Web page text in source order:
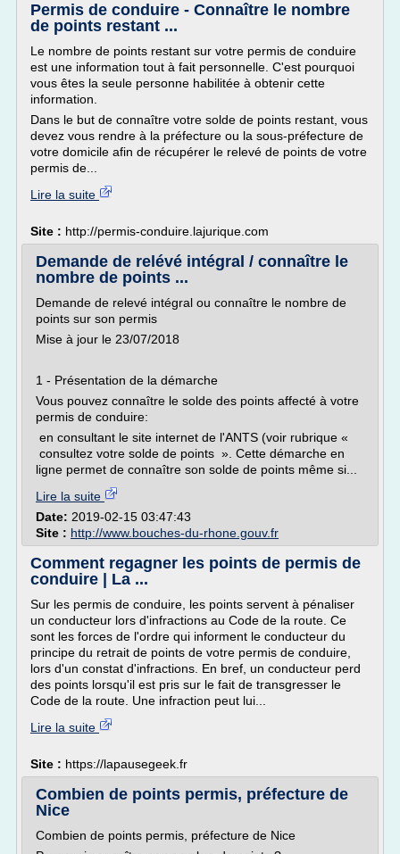
Permis de conduire - Connaître le nombre
de points restant ...
Le nombre de points restant sur votre permis de conduire
est une information tout à fait personnelle. C'est pourquoi
vous êtes la seule personne habilitée à obtenir cette
information.
Dans le but de connaître votre solde de points restant, vous
devez vous rendre à la préfecture ou la sous-préfecture de
votre domicile afin de récupérer le relevé de points de votre
permis de...
Lire la suite
Site : http://permis-conduire.lajurique.com
Demande de relévé intégral / connaître le
nombre de points ...
Demande de relevé intégral ou connaître le nombre de
points sur son permis
Mise à jour le 23/07/2018
1 - Présentation de la démarche
Vous pouvez connaître le solde des points affecté à votre
permis de conduire:
en consultant le site internet de l'ANTS (voir rubrique «
consultez votre solde de points ». Cette démarche en
ligne permet de connaître son solde de points même si...
Lire la suite
Date: 2019-02-15 03:47:43
Site : http://www.bouches-du-rhone.gouv.fr
Comment regagner les points de permis de
conduire | La ...
Sur les permis de conduire, les points servent à pénaliser
un conducteur lors d'infractions au Code de la route. Ce
sont les forces de l'ordre qui informent le conducteur du
principe du retrait de points de votre permis de conduire,
lors d'un constat d'infractions. En bref, un conducteur perd
des points lorsqu'il est pris sur le fait de transgresser le
Code de la route. Une infraction peut lui...
Lire la suite
Site : https://lapausegeek.fr
Combien de points permis, préfecture de
Nice
Combien de points permis, préfecture de Nice